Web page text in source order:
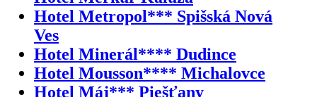
Hotel Metropol*** Spišská Nová
Ves
Hotel Minerál**** Dudince
Hotel Mousson**** Michalovce
Hotel Máj*** Piešťany